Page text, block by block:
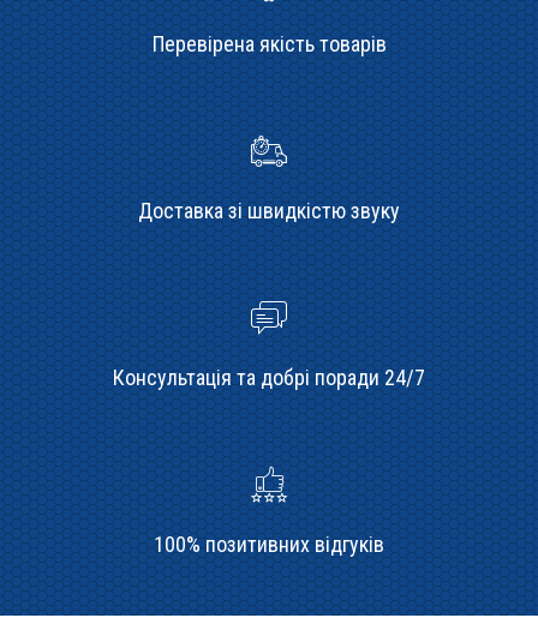
Перевірена якість товарів
Доставка зі швидкістю звуку
Консультація та добрі поради 24/7
100% позитивних відгуків